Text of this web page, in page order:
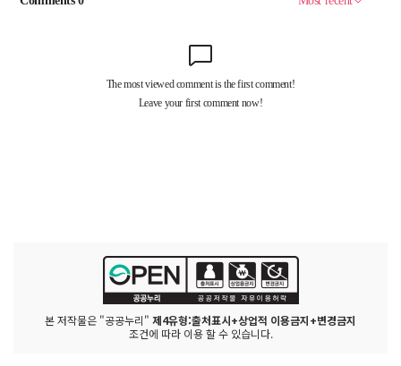
본 저작물은 "공공누리" 제4유형:출처표시+상업적 이용금지+변경금지
조건에 따라 이용 할 수 있습니다.